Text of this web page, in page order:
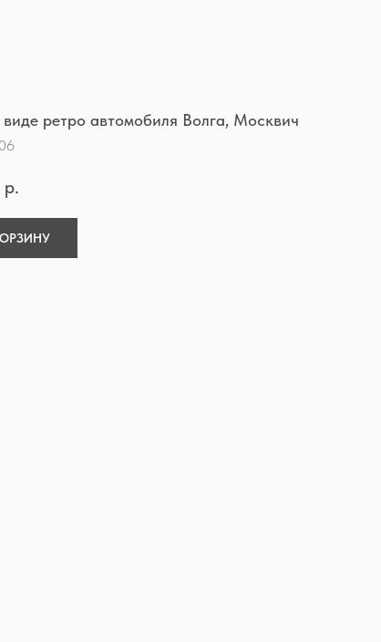
виде ретро автомобиля Волга, Москвич
р.